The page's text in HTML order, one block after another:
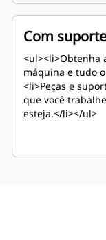
Com
<ul><li>Obtenha
máquina e tudo
<li>Peças e
que você
esteja.</li></ul>